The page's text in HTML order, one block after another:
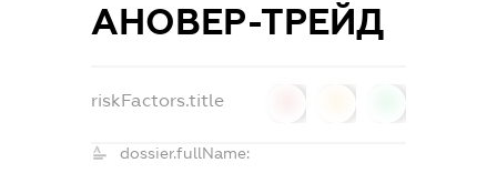
АНОВЕР-ТРЕЙД
riskFactors.title
dossier.fullName: